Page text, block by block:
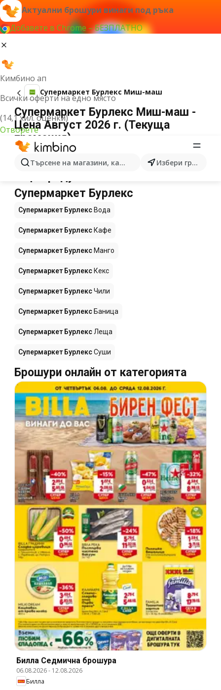
Актуални брошури винаги под ръка
Добавете в Chrome – БЕЗПЛАТНО
Кимбино ап
Всички оферти на едно място
(14,1 хил. оценки)
Отворете
Търсене на магазини, категории, продукти...Избери град
Супермаркет Бурлекс Миш-маш
Супермаркет Бурлекс Миш-маш -
Цена Август 2026 г. (Текуща
промоция)
Не можахме да намерим резултати за този
термин.
Супермаркет Бурлекс
Супермаркет Бурлекс Вода
Супермаркет Бурлекс Кафе
Супермаркет Бурлекс Манго
Супермаркет Бурлекс Кекс
Супермаркет БурлексЧили
Супермаркет Бурлекс Баница
Супермаркет Бурлекс Леща
Супермаркет БурлексСуши
Брошури онлайн от категорията
Билла Cедмична брошура
06.08.2026- 12.08.2026
Билла